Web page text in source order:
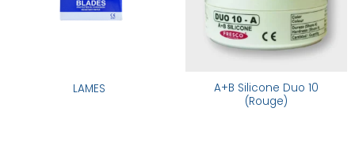
LAMES
A+B Silicone Duo 10
(Rouge)